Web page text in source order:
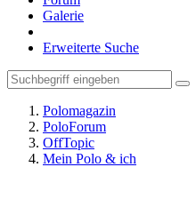
Galerie
Erweiterte Suche
Polomagazin
PoloForum
OffTopic
Mein Polo & ich